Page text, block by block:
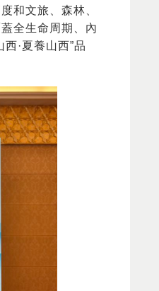
和文旅、森林、
全生命周期、內
·夏養山西”品